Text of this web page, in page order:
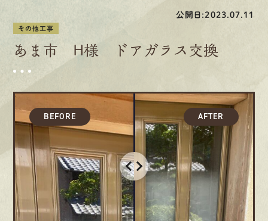
会社案内
採用情報
募集要項
先輩インタビュー
エントリー
公開日:2023.07.11
その他工事
あま市 H様 ドアガラス交換